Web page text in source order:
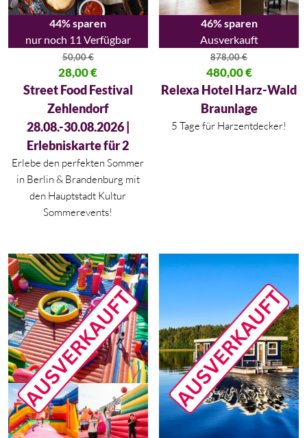
44% sparen
nur noch 11 Verfügbar
50,00€
Ursprünglicher Preis war: 50,00 €
28,00€
Aktueller Preis ist: 28,00 €.
Street Food Festival
Zehlendorf
28.08.-30.08.2026 |
Erlebniskarte für 2
Erlebe den perfekten Sommer
in Berlin & Brandenburg mit
den Hauptstadt Kultur
Sommerevents!
46% sparen
Ausverkauft
878,00€
Ursprünglicher Preis war:
480,00€
Aktueller Preis ist: 480,00 €.
Relexa Hotel Harz-Wald
Braunlage
5 Tage für Harzentdecker!